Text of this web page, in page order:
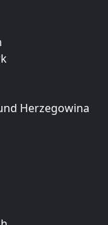
Herzegowina